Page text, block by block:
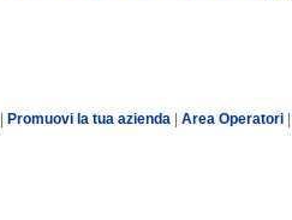
Promuovi la tua azienda Area Operatori